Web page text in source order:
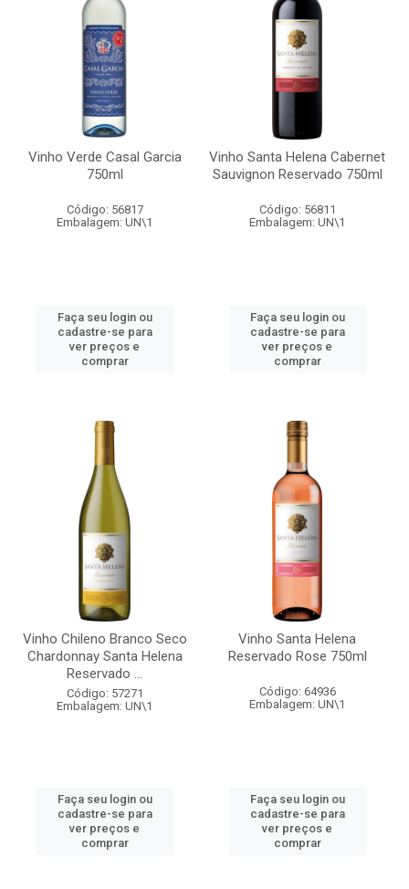
Vinho Verde Casal Garcia
750ml
Código: 56817
Embalagem: UN\1
Faça seu login ou
cadastre-se para
ver preços e
comprar
Vinho Santa Helena Cabernet
Sauvignon Reservado 750ml
Código: 56811
Embalagem: UN\1
Faça seu login ou
cadastre-se para
ver preços e
comprar
Vinho Chileno Branco Seco
Chardonnay Santa Helena
Reservado ...
Código: 57271
Embalagem: UN\1
Faça seu login ou
cadastre-se para
ver preços e
comprar
Vinho Santa Helena
Reservado Rose 750ml
Código: 64936
Embalagem: UN\1
Faça seu login ou
cadastre-se para
ver preços e
comprar